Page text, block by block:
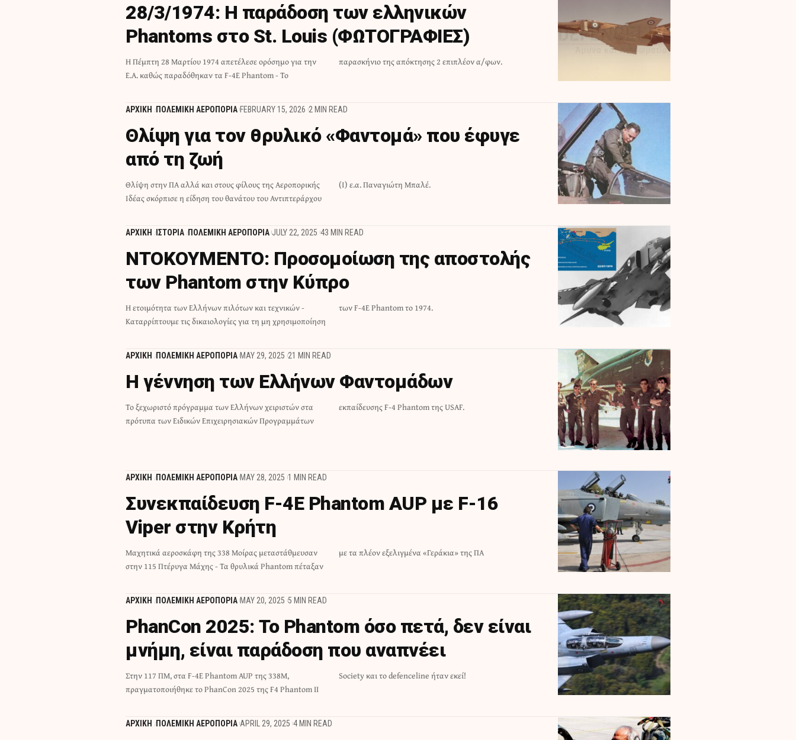
28/3/1974: Η παράδοση των ελληνικών
Phantoms στο St. Louis (ΦΩΤΟΓΡΑΦΙΕΣ)
Η Πέμπτη 28 Μαρτίου 1974 απετέλεσε ορόσημο για την
Ε.Α. καθώς παραδόθηκαν τα F-4E Phantom - Το
παρασκήνιο της απόκτησης 2 επιπλέον α/φων.
ΑΡΧΙΚΗ ΠΟΛΕΜΙΚΗ ΑΕΡΟΠΟΡΙΑ FEBRUARY 15, 2026 2 MIN READ
Θλίψη για τον θρυλικό «Φαντομά» που έφυγε
από τη ζωή
Θλίψη στην ΠΑ αλλά και στους φίλους της Αεροπορικής
Ιδέας σκόρπισε η είδηση του θανάτου του Αντιπτεράρχου
(Ι) ε.α. Παναγιώτη Μπαλέ.
ΑΡΧΙΚΗ ΙΣΤΟΡΙΑ ΠΟΛΕΜΙΚΗ ΑΕΡΟΠΟΡΙΑ JULY 22, 2025 43 MIN READ
ΝΤΟΚΟΥΜΕΝΤΟ: Προσομοίωση της αποστολής
των Phantom στην Κύπρο
Η ετοιμότητα των Ελλήνων πιλότων και τεχνικών -
Καταρρίπτουμε τις δικαιολογίες για τη μη χρησιμοποίηση
των F-4E Phantom το 1974.
ΑΡΧΙΚΗ ΠΟΛΕΜΙΚΗ ΑΕΡΟΠΟΡΙΑ MAY 29, 2025 21 MIN READ
Η γέννηση των Ελλήνων Φαντομάδων
Το ξεχωριστό πρόγραμμα των Ελλήνων χειριστών στα
πρότυπα των Eιδικών Eπιχειρησιακών Προγραμμάτων
εκπαίδευσης F-4 Phantom της USAF.
ΑΡΧΙΚΗ ΠΟΛΕΜΙΚΗ ΑΕΡΟΠΟΡΙΑ MAY 28, 2025 1 MIN READ
Συνεκπαίδευση F-4E Phantom AUP με F-16
Viper στην Κρήτη
Μαχητικά αεροσκάφη της 338 Μοίρας μεταστάθμευσαν
στην 115 Πτέρυγα Μάχης - Τα θρυλικά Phantom πέταξαν
με τα πλέον εξελιγμένα «Γεράκια» της ΠΑ
ΑΡΧΙΚΗ ΠΟΛΕΜΙΚΗ ΑΕΡΟΠΟΡΙΑ MAY 20, 2025 5 MIN READ
PhanCon 2025: Το Phantom όσο πετά, δεν είναι
μνήμη, είναι παράδοση που αναπνέει
Στην 117 ΠΜ, στα F-4Ε Phantom AUP της 338M,
πραγματοποιήθηκε το PhanCon 2025 της F4 Phantom II
Society και το defenceline ήταν εκεί!
ΑΡΧΙΚΗ ΠΟΛΕΜΙΚΗ ΑΕΡΟΠΟΡΙΑ APRIL 29, 2025 4 MIN READ